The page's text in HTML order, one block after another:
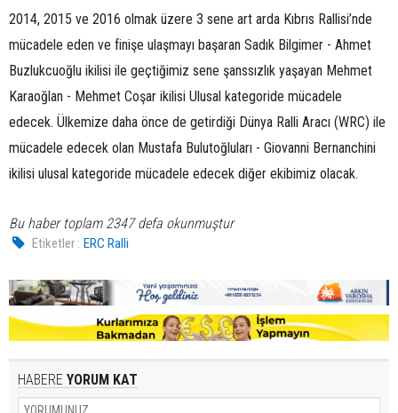
2014, 2015 ve 2016 olmak üzere 3 sene art arda Kıbrıs Rallisi’nde
mücadele eden ve finişe ulaşmayı başaran Sadık Bilgimer - Ahmet
Buzlukcuoğlu ikilisi ile geçtiğimiz sene şanssızlık yaşayan Mehmet
Karaoğlan - Mehmet Coşar ikilisi Ulusal kategoride mücadele
edecek. Ülkemize daha önce de getirdiği Dünya Ralli Aracı (WRC) ile
mücadele edecek olan Mustafa Bulutoğluları - Giovanni Bernanchini
ikilisi ulusal kategoride mücadele edecek diğer ekibimiz olacak.
Bu haber toplam 2347 defa okunmuştur
Etiketler : ERC Ralli
HABERE YORUM KAT